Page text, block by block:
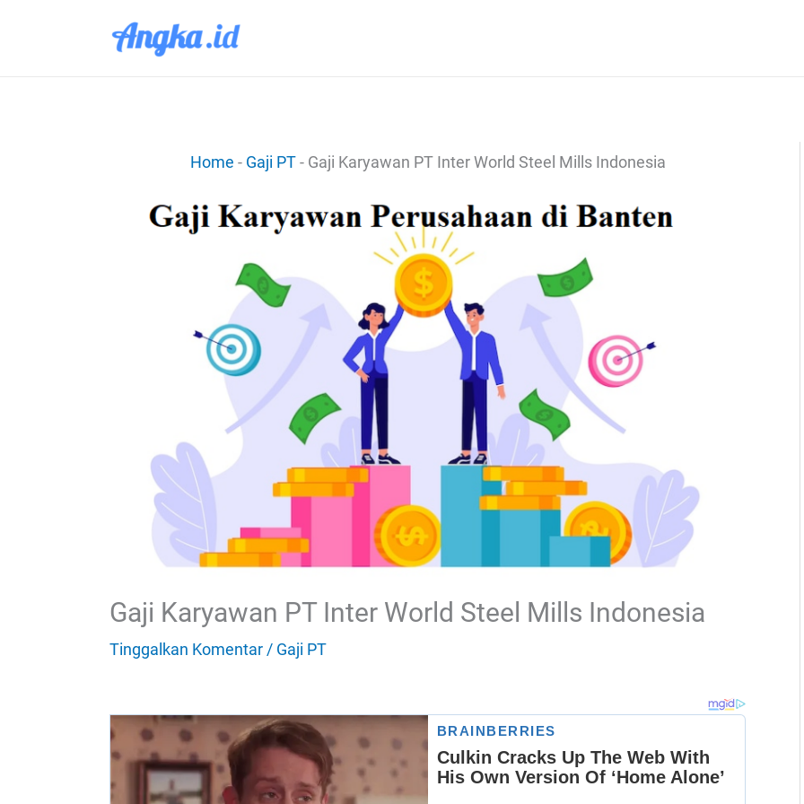
Home - Gaji PT- Gaji Karyawan PT Inter World Steel Mills Indonesia
Gaji Karyawan PT Inter World Steel Mills Indonesia
Tinggalkan Komentar/ Gaji PT